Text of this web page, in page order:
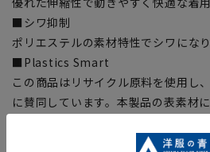
■シワ抑制
ポリエステルの素材特性でシワになり
■Plastics Smart
この商品はリサイクル原料を使用し
に賛同しています。本製品の表素材